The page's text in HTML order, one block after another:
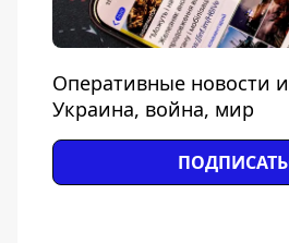
Оперативные новости
Украина, война, мир